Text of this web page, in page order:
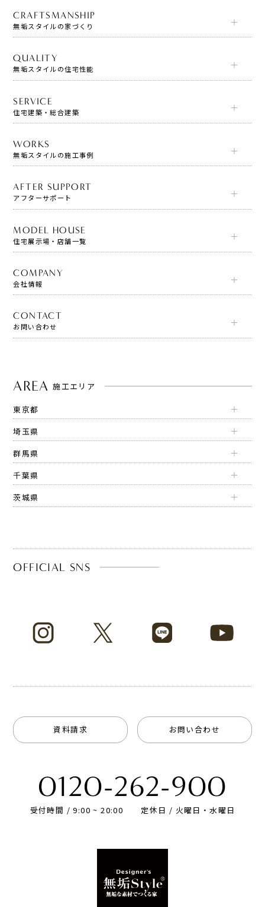
CRAFTSMANSHIP
無垢スタイルの家づくり
QUALITY
無垢スタイルの住宅性能
SERVICE
住宅建築・総合建築
WORKS
無垢スタイルの施工事例
AFTER SUPPORT
アフターサポート
MODEL HOUSE
住宅展示場・店舗一覧
COMPANY
会社情報
CONTACT
お問い合わせ
AREA 施工エリア
東京都
埼玉県
群馬県
千葉県
茨城県
OFFICIAL SNS
資料請求 お問い合わせ
0120-262-900
受付時間 / 9:00 ~ 20:00 定休日 / 火曜日・水曜日